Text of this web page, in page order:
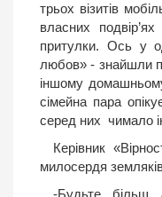
трьох візитів
власних
притулки. Ось у
любов» - знайшли
іншому
сімейна пара
серед них чимало
Керівник
милосердя